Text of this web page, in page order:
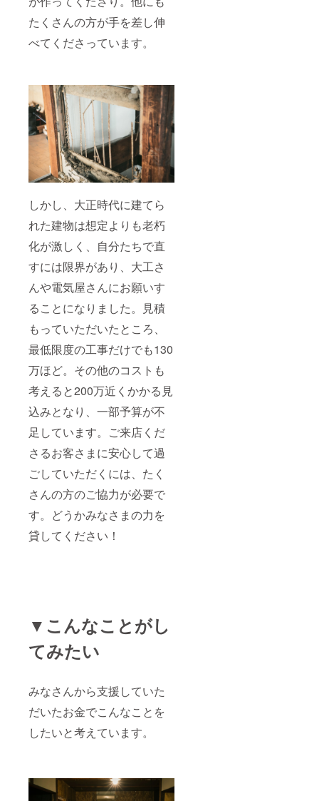
たくさんの方が手を差し伸
べてくださっています。
しかし、大正時代に建てら
れた建物は想定よりも老朽
化が激しく、自分たちで直
すには限界があり、大工さ
んや電気屋さんにお願いす
ることになりました。見積
もっていただいたところ、
最低限度の工事だけでも130
万ほど。その他のコストも
考えると200万近くかかる見
込みとなり、一部予算が不
足しています。ご来店くだ
さるお客さまに安心して過
ごしていただくには、たく
さんの方のご協力が必要で
す。どうかみなさまの力を
貸してください！
▼こんなことがし
てみたい
みなさんから支援していた
だいたお金でこんなことを
したいと考えています。